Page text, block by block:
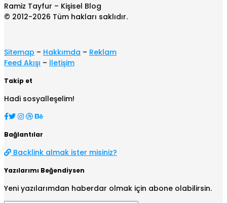
Ramiz Tayfur – Kişisel Blog
© 2012-2026 Tüm hakları saklıdır.
Sitemap – Hakkımda – Reklam
Feed Akışı – İletişim
Takip et
Hadi sosyalleşelim!
Bağlantılar
Backlink almak ister misiniz?
Yazılarımı Beğendiysen
Yeni yazılarımdan haberdar olmak için abone olabilirsin.